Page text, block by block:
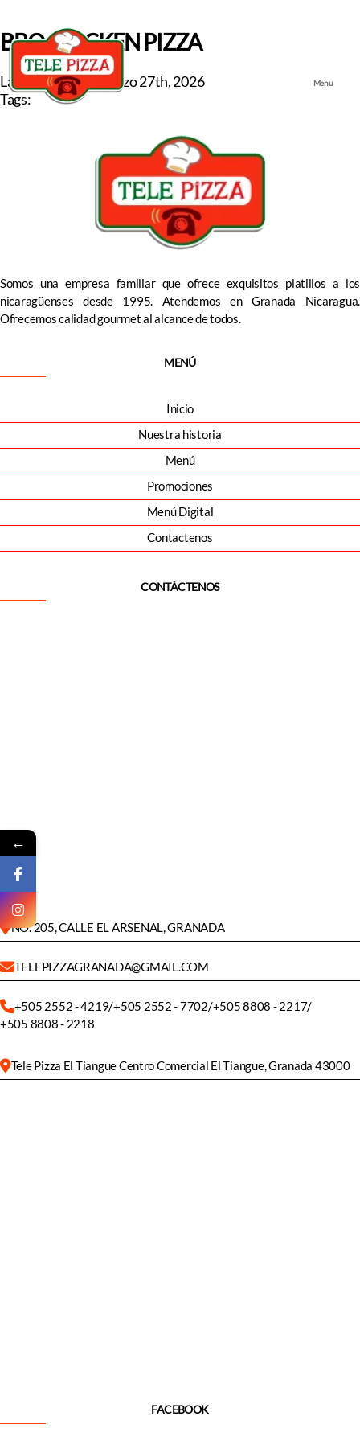
Menu
BBQ CHICKEN PIZZA
Last updated onmarzo 27th, 2026
Tags:
Somos una empresa familiar que ofrece exquisitos platillos a los
nicaragüenses desde 1995. Atendemos en Granada Nicaragua.
Ofrecemos calidad gourmet al alcance de todos.
MENÚ
Inicio
Nuestra historia
Menú
Promociones
Menú Digital
Contactenos
CONTÁCTENOS
NO. 205, CALLE EL ARSENAL, GRANADA
TELEPIZZAGRANADA@GMAIL.COM
+505 2552 - 4219/+505 2552 - 7702/+505 8808 - 2217/
+505 8808 - 2218
Tele Pizza El Tiangue Centro Comercial El Tiangue, Granada 43000
FACEBOOK
←